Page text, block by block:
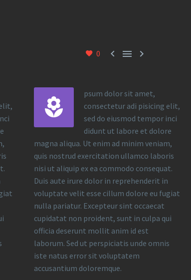
0   


psum dolor sit amet,
consectetur adi pisicing elit,
sed do eiusmod tempor inci
didunt ut labore et dolore
magna aliqua. Ut enim ad minim veniam,
quis nostrud exercitation ullamco laboris
nisi ut aliquip ex ea commodo consequat.
Duis aute irure dolor in reprehenderit in
voluptate velit esse cillum dolore eu fugiat
nulla pariatur. Excepteur sint occaecat
cupidatat non proident, sunt in culpa qui
officia deserunt mollit anim id est
laborum. Sed ut perspiciatis unde omnis
iste natus error sit voluptatem
accusantium doloremque.